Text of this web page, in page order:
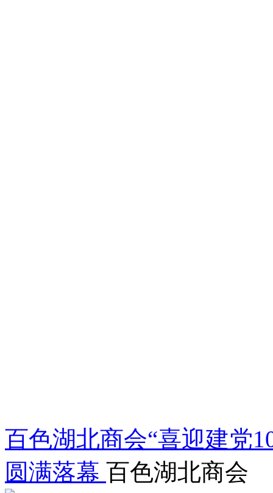
百色湖北商会“喜迎建党
圆满落幕 百色湖北商会